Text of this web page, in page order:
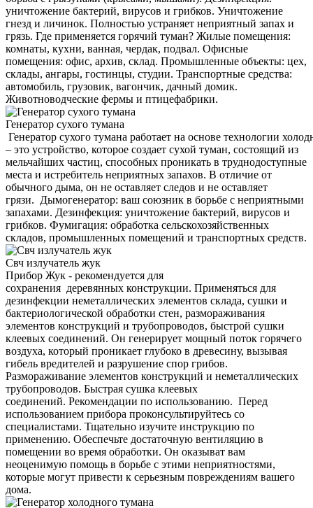
уничтожение бактерий, вирусов и грибков. Уничтожение
гнезд и личинок. Полностью устраняет неприятный запах и
грязь. Где применяется горячий туман? Жилые помещения:
комнаты, кухни, ванная, чердак, подвал. Офисные
помещения: офис, архив, склад. Промышленные объекты: цех,
склады, ангары, гостинцы, студии. Транспортные средства:
автомобиль, грузовик, вагончик, дачный домик.
Животноводческие фермы и птицефабрики.
Генератор сухого тумана
Генератор сухого тумана работает на основе технологии
– это устройство, которое создает сухой туман, состоящий из
мельчайших частиц, способных проникать в труднодоступные
места и истребитель неприятных запахов. В отличие от
обычного дыма, он не оставляет следов и не оставляет
грязи. Дымогенератор: ваш союзник в борьбе с неприятными
запахами. Дезинфекция: уничтожение бактерий, вирусов и
грибков. Фумигация: обработка сельскохозяйственных
складов, промышленных помещений и транспортных средств.
Свч излучатель жук
Прибор Жук - рекомендуется для
сохранения деревянных конструкции. Применяться для
дезинфекции неметаллических элементов склада, сушки и
бактериологической обработки стен, размораживания
элементов конструкций и трубопроводов, быстрой сушки
клеевых соединений. Он генерирует мощный поток горячего
воздуха, который проникает глубоко в древесину, вызывая
гибель вредителей и разрушение спор грибов.
Размораживание элементов конструкций и неметаллических
трубопроводов. Быстрая сушка клеевых
соединений. Рекомендации по использованию. Перед
использованием прибора проконсультируйтесь со
специалистами. Тщательно изучите инструкцию по
применению. Обеспечьте достаточную вентиляцию в
помещении во время обработки. Он оказыват вам
неоценимую помощь в борьбе с этими неприятностями,
которые могут привести к серьезным повреждениям вашего
дома.